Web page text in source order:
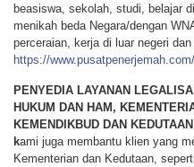
beasiswa, sekolah, studi, belajar
menikah beda Negara/dengan
perceraian, kerja di luar negeri
https://
PENYEDIA LAYANAN
HUKUM DAN HAM,
KEMENDIKBUD DAN
kami juga membantu klien yang
Kementerian dan Kedutaan,